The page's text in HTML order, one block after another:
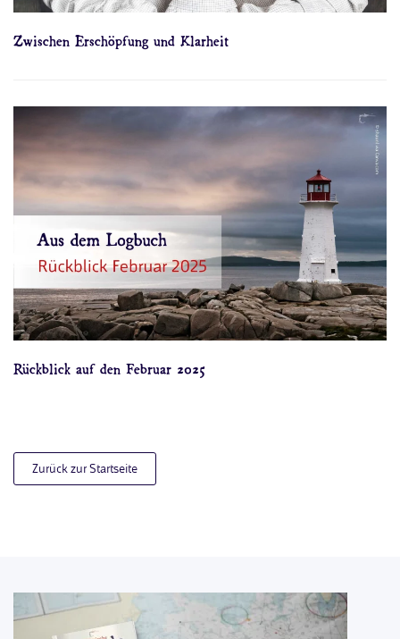
Zwischen Erschöpfung und Klarheit
Rückblick auf den Februar 2025
Zurück zur Startseite